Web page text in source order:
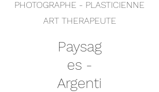
PHOTOGRAPHE - PLASTICIENNE
ART THERAPEUTE
Paysag
es -
Argenti